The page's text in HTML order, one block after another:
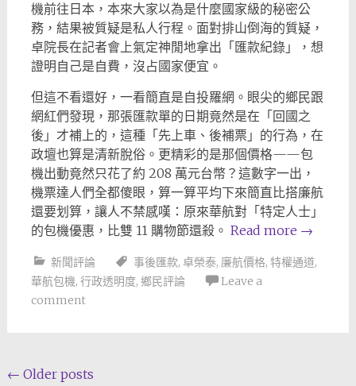
機前往日本，本來大家以為是什麼國家級的秘密公
務，結果被質疑是私人行程。面對排山倒海的質疑，
卓院長在記者會上氣定神閒地拿出「匯款紀錄」，想
證明自己是自費，沒占國家便宜。
但這不看還好，一看簡直是自投羅網。眼尖的鄉民跟
網紅們發現，那張匯款單的日期竟然是在「回國之
後」才補上的，這種「先上車、後補票」的行為，在
政壇也算是清新脫俗。更精彩的是那個價格——包
機出動竟然只花了約 208 萬元台幣？這數字一出，
機票達人們全都傻眼，算一算平均下來簡直比搭廉航
還要划算，讓人不禁感嘆：原來華航對「特定人士」
的包機優惠，比雙 11 購物節還殺。 Read more →
新聞評論 事後匯款, 卓榮泰, 廉航價格, 特權通道,
華航包機, 行政透明度, 鄉民評論
Leave a
comment
Posts
← Older posts